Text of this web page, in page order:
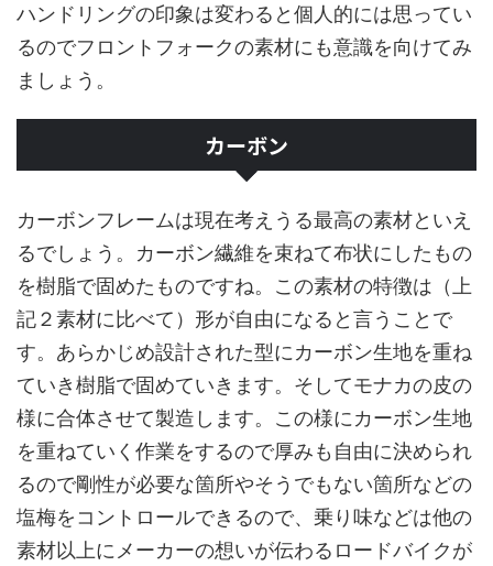
ハンドリングの印象は変わると個人的には思ってい
るのでフロントフォークの素材にも意識を向けてみ
ましょう。
カーボン
カーボンフレームは現在考えうる最高の素材といえ
るでしょう。カーボン繊維を束ねて布状にしたもの
を樹脂で固めたものですね。この素材の特徴は（上
記２素材に比べて）形が自由になると言うことで
す。あらかじめ設計された型にカーボン生地を重ね
ていき樹脂で固めていきます。そしてモナカの皮の
様に合体させて製造します。この様にカーボン生地
を重ねていく作業をするので厚みも自由に決められ
るので剛性が必要な箇所やそうでもない箇所などの
塩梅をコントロールできるので、乗り味などは他の
素材以上にメーカーの想いが伝わるロードバイクが